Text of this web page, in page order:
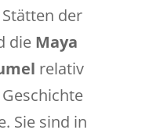
der
die Maya
relativ
Sie sind in